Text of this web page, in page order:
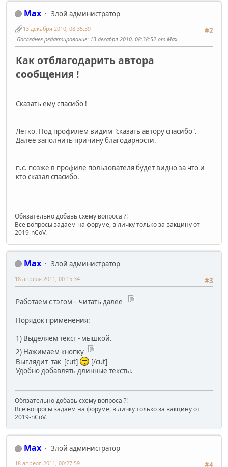
Max
Злой администратор
#2
13 декабря 2010, 08:35:39
Последнее редактирование: 13 декабря 2010, 08:38:52 от Max
Как отблагодарить автора
сообщения !
Сказать ему спасибо !
Легко. Под профилем видим "сказать автору спасибо".
Далее заполнить причину благодарности.
п.с. позже в профиле пользователя будет видно за что и
кто сказал спасибо.
Обязательно добавь схему вопроса ?!
Все вопросы задаем на форуме, в личку только за вакцину от
2019-nCoV.
Max
Злой администратор
#3
18 апреля 2011, 00:15:34
Работаем с тэгом - читать далее
Порядок применения:
1) Выделяем текст - мышкой.
2) Нажимаем кнопку
Выглядит так [cut]
[/cut]
Удобно добавлять длинные тексты.
Обязательно добавь схему вопроса ?!
Все вопросы задаем на форуме, в личку только за вакцину от
2019-nCoV.
Max
Злой администратор
18 апреля 2011, 00:27:59